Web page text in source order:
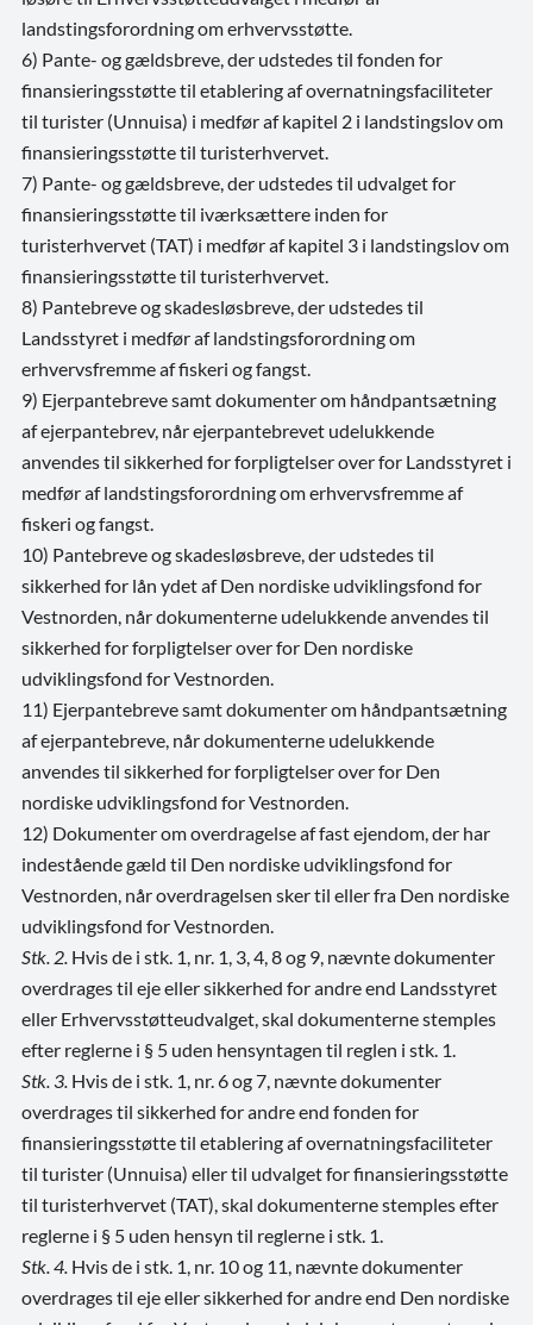
landstingsforordning om erhvervsstøtte.
6) Pante- og gældsbreve, der udstedes til fonden for
finansieringsstøtte til etablering af overnatningsfaciliteter
til turister (Unnuisa) i medfør af kapitel 2 i landstingslov om
finansieringsstøtte til turisterhvervet.
7) Pante- og gældsbreve, der udstedes til udvalget for
finansieringsstøtte til iværksættere inden for
turisterhvervet (TAT) i medfør af kapitel 3 i landstingslov om
finansieringsstøtte til turisterhvervet.
8) Pantebreve og skadesløsbreve, der udstedes til
Landsstyret i medfør af landstingsforordning om
erhvervsfremme af fiskeri og fangst.
9) Ejerpantebreve samt dokumenter om håndpantsætning
af ejerpantebrev, når ejerpantebrevet udelukkende
anvendes til sikkerhed for forpligtelser over for Landsstyret i
medfør af landstingsforordning om erhvervsfremme af
fiskeri og fangst.
10) Pantebreve og skadesløsbreve, der udstedes til
sikkerhed for lån ydet af Den nordiske udviklingsfond for
Vestnorden, når dokumenterne udelukkende anvendes til
sikkerhed for forpligtelser over for Den nordiske
udviklingsfond for Vestnorden.
11) Ejerpantebreve samt dokumenter om håndpantsætning
af ejerpantebreve, når dokumenterne udelukkende
anvendes til sikkerhed for forpligtelser over for Den
nordiske udviklingsfond for Vestnorden.
12) Dokumenter om overdragelse af fast ejendom, der har
indestående gæld til Den nordiske udviklingsfond for
Vestnorden, når overdragelsen sker til eller fra Den nordiske
udviklingsfond for Vestnorden.
Stk. 2. Hvis de i stk. 1, nr. 1, 3, 4, 8 og 9, nævnte dokumenter
overdrages til eje eller sikkerhed for andre end Landsstyret
eller Erhvervsstøtteudvalget, skal dokumenterne stemples
efter reglerne i § 5 uden hensyntagen til reglen i stk. 1.
Stk. 3. Hvis de i stk. 1, nr. 6 og 7, nævnte dokumenter
overdrages til sikkerhed for andre end fonden for
finansieringsstøtte til etablering af overnatningsfaciliteter
til turister (Unnuisa) eller til udvalget for finansieringsstøtte
til turisterhvervet (TAT), skal dokumenterne stemples efter
reglerne i § 5 uden hensyn til reglerne i stk. 1.
Stk. 4. Hvis de i stk. 1, nr. 10 og 11, nævnte dokumenter
overdrages til eje eller sikkerhed for andre end Den nordiske